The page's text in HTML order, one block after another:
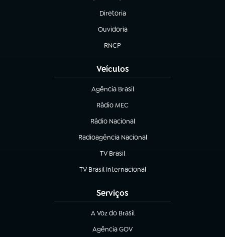
Diretoria
(abre em nova aba)
Ouvidoria
(abre em nova aba)
RNCP
(abre em nova aba)
Veículos
Agência Brasil
(abre em nova aba)
Rádio MEC
(abre em nova aba)
Rádio Nacional
Radioagência Nacional
(abre em nova aba)
TV Brasil
(abre em nova aba)
TV Brasil Internacional
(abre em nova aba)
Serviços
A Voz do Brasil
(abre em nova aba)
Agência GOV
(abre em nova aba)